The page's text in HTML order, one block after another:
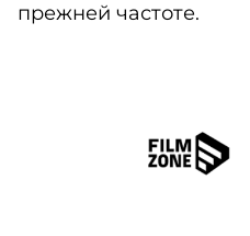
прежней частоте.